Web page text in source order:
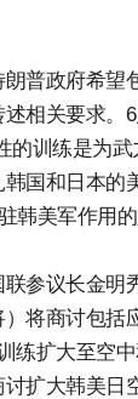
普政府希望
相关要求。
的训练是为
国和日本的
韩美军作用的
参议长金明
将商讨包括
练扩大至空
扩大韩美日